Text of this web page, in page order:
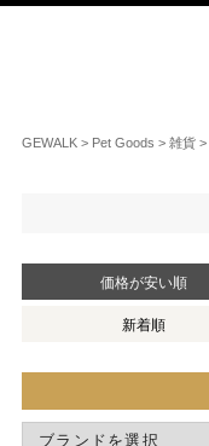
GEWALK Pet Goods 雑貨
価格が安い順
新着順